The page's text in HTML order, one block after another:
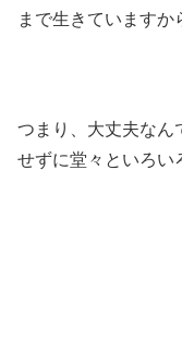
まで生きていますか
つまり、大丈夫なん
せずに堂々といろい